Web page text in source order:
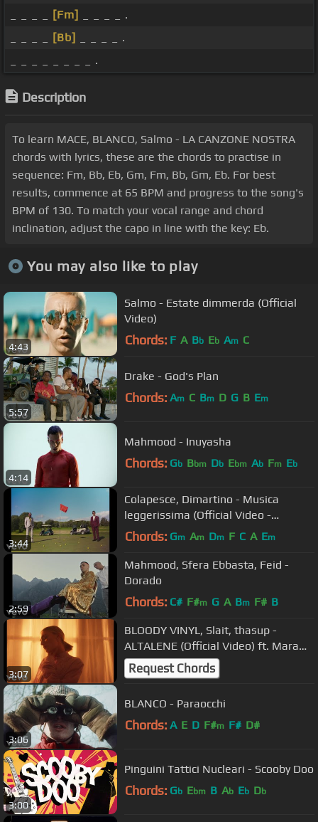
[Fm]
_ _ _ _ .
[Bb]
_ _ _ _ .
_ _ _ _ _ _ _ _ .
Description
To learn MACE, BLANCO, Salmo - LA CANZONE NOSTRA
chords with lyrics, these are the chords to practise in
sequence: Fm, Bb, Eb, Gm, Fm, Bb, Gm, Eb. For best
results, commence at 65 BPM and progress to the song's
BPM of 130. To match your vocal range and chord
inclination, adjust the capo in line with the key: Eb.
You may also like to play
4:43
Salmo - Estate dimmerda (Official
Video)
Chords: F A Bb Eb Am C
5:57
Drake - God's Plan
Chords: Am C Bm D G B Em
4:14
Mahmood - Inuyasha
Chords: Gb Bbm Db Ebm Ab Fm Eb
3:44
Colapesce, Dimartino - Musica
leggerissima (Official Video -
Sanremo 2021)
Chords: Gm Am Dm F C A Em
2:59
Mahmood, Sfera Ebbasta, Feid -
Dorado
Chords: C# F#m G A Bm F# B
3:07
BLOODY VINYL, Slait, thasup -
ALTALENE (Official Video) ft. Mara
Sattei, Coez
Request Chords
3:06
BLANCO - Paraocchi
Chords: A E D F#m F# D#
3:00
Pinguini Tattici Nucleari - Scooby Doo
Chords: Gb Ebm B Ab Eb Db